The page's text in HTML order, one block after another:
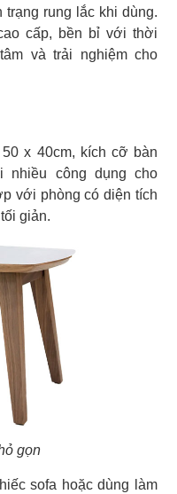
rung lắc khi dùng.
cấp, bền bỉ với thời
và trải nghiệm cho
x 40cm, kích cỡ bàn
nhiều công dụng cho
với phòng có diện tích
giản.
gọn
sofa hoặc dùng làm